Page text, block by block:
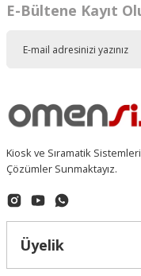
E-Bültene Kayıt
Kiosk ve Sıramatik
Çözümler Sunmaktayız.
Üyelik